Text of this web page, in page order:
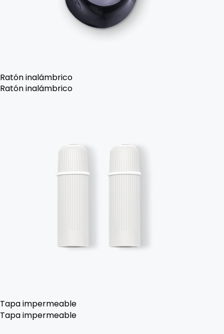
Ratón inalámbrico
Ratón inalámbrico
Tapa impermeable
Tapa impermeable